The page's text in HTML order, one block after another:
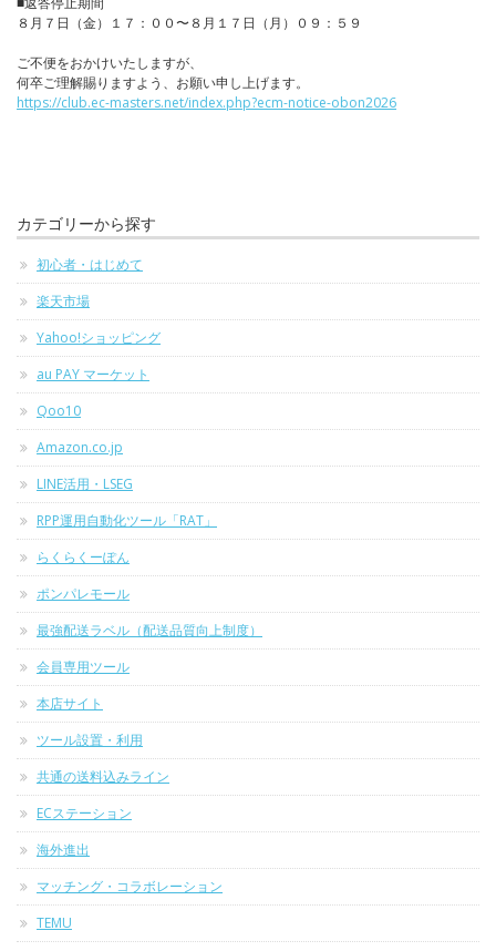
８月７日（金）１７：００〜８月１７日（月）０９：５９
ご不便をおかけいたしますが、
何卒ご理解賜りますよう、お願い申し上げます。
https://club.ec-masters.net/index.php?ecm-notice-obon2026
カテゴリーから探す
初心者・はじめて
楽天市場
Yahoo!ショッピング
au PAY マーケット
Qoo10
Amazon.co.jp
LINE活用・LSEG
RPP運用自動化ツール「RAT」
らくらくーぽん
ポンパレモール
最強配送ラベル（配送品質向上制度）
会員専用ツール
本店サイト
ツール設置・利用
共通の送料込みライン
ECステーション
海外進出
マッチング・コラボレーション
TEMU